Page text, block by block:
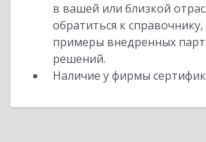
в вашей или близкой
обратиться к
примеры внедренных
решений.
Наличие у фирмы